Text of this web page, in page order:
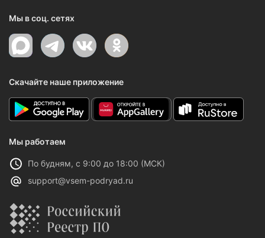
Мы в соц. сетях
Скачайте наше приложение
Мы работаем
По будням, с 9:00 до 18:00 (МСК)
support@vsem-podryad.ru